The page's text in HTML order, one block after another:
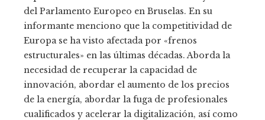
del Parlamento Europeo en Bruselas. En su
informante menciono que la competitividad de
Europa se ha visto afectada por «frenos
estructurales» en las últimas décadas. Aborda la
necesidad de recuperar la capacidad de
innovación, abordar el aumento de los precios
de la energía, abordar la fuga de profesionales
cualificados y acelerar la digitalización, así como